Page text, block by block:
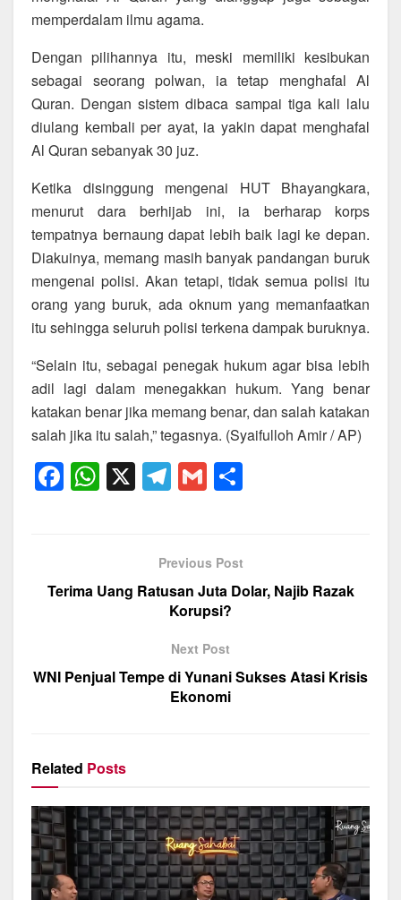
memperdalam ilmu agama.
Dengan pilihannya itu, meski memiliki kesibukan
sebagai seorang polwan, ia tetap menghafal Al
Quran. Dengan sistem dibaca sampai tiga kali lalu
diulang kembali per ayat, ia yakin dapat menghafal
Al Quran sebanyak 30 juz.
Ketika disinggung mengenai HUT Bhayangkara,
menurut dara berhijab ini, ia berharap korps
tempatnya bernaung dapat lebih baik lagi ke depan.
Diakuinya, memang masih banyak pandangan buruk
mengenai polisi. Akan tetapi, tidak semua polisi itu
orang yang buruk, ada oknum yang memanfaatkan
itu sehingga seluruh polisi terkena dampak buruknya.
“Selain itu, sebagai penegak hukum agar bisa lebih
adil lagi dalam menegakkan hukum. Yang benar
katakan benar jika memang benar, dan salah katakan
salah jika itu salah,” tegasnya. (Syaifulloh Amir / AP)
F
a
b
k
W
h
A
X T
el
gr
a
m
G
m
Previous Post
Terima Uang Ratusan Juta Dolar, Najib Razak
Korupsi?
Next Post
WNI Penjual Tempe di Yunani Sukses Atasi Krisis
Ekonomi
Related Posts